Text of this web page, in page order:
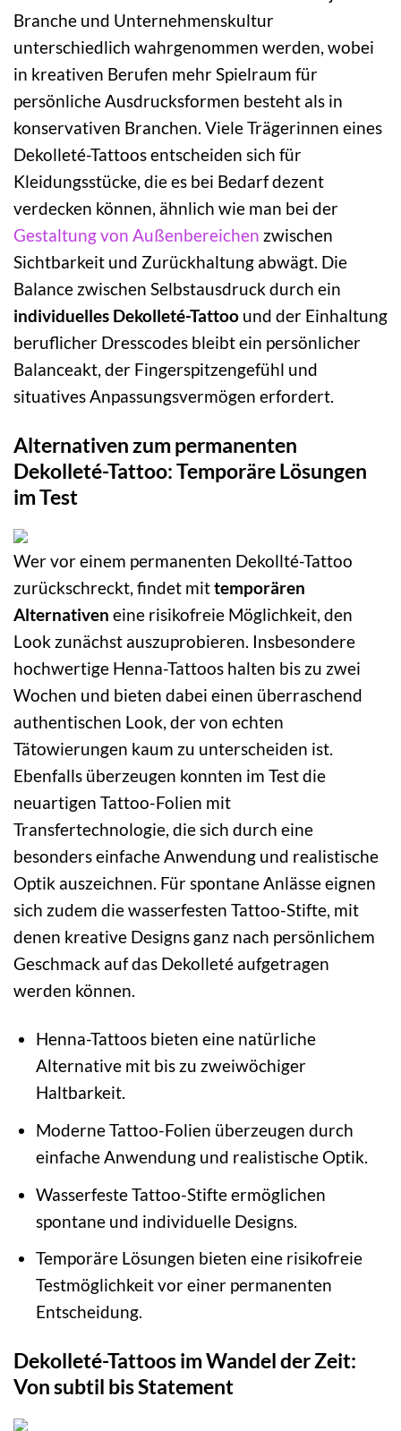
Branche und Unternehmenskultur
unterschiedlich wahrgenommen werden, wobei
in kreativen Berufen mehr Spielraum für
persönliche Ausdrucksformen besteht als in
konservativen Branchen. Viele Trägerinnen eines
Dekolleté-Tattoos entscheiden sich für
Kleidungsstücke, die es bei Bedarf dezent
verdecken können, ähnlich wie man bei der
Gestaltung von Außenbereichen zwischen
Sichtbarkeit und Zurückhaltung abwägt. Die
Balance zwischen Selbstausdruck durch ein
individuelles Dekolleté-Tattoo und der Einhaltung
beruflicher Dresscodes bleibt ein persönlicher
Balanceakt, der Fingerspitzengefühl und
situatives Anpassungsvermögen erfordert.
Alternativen zum permanenten
Dekolleté-Tattoo: Temporäre Lösungen
im Test
Wer vor einem permanenten Dekollté-Tattoo
zurückschreckt, findet mittemporären
Alternativen eine risikofreie Möglichkeit, den
Look zunächst auszuprobieren. Insbesondere
hochwertige Henna-Tattoos halten bis zu zwei
Wochen und bieten dabei einen überraschend
authentischen Look, der von echten
Tätowierungen kaum zu unterscheiden ist.
Ebenfalls überzeugen konnten im Test die
neuartigen Tattoo-Folien mit
Transfertechnologie, die sich durch eine
besonders einfache Anwendung und realistische
Optik auszeichnen. Für spontane Anlässe eignen
sich zudem die wasserfesten Tattoo-Stifte, mit
denen kreative Designs ganz nach persönlichem
Geschmack auf das Dekolleté aufgetragen
werden können.
Henna-Tattoos bieten eine natürliche
Alternative mit bis zu zweiwöchiger
Haltbarkeit.
Moderne Tattoo-Folien überzeugen durch
einfache Anwendung und realistische Optik.
Wasserfeste Tattoo-Stifte ermöglichen
spontane und individuelle Designs.
Temporäre Lösungen bieten eine risikofreie
Testmöglichkeit vor einer permanenten
Entscheidung.
Dekolleté-Tattoos im Wandel der Zeit:
Von subtil bis Statement